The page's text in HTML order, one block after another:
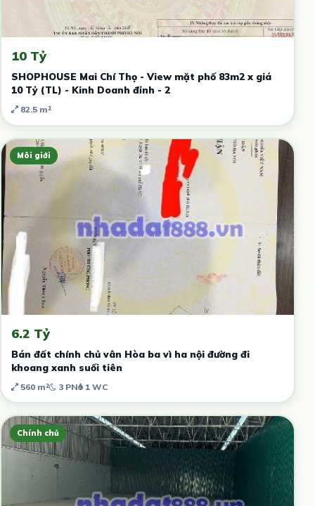
10 Tỷ
SHOPHOUSE Mai Chí Thọ - View mặt phố 83m2 x giá
10 Tỷ (TL) - Kinh Doanh đỉnh - 2
82.5 m²
Môi giới
6.2 Tỷ
Bán đất chính chủ vân Hòa ba vì ha nội đường đi
khoang xanh suối tiên
560 m² 3 PN 1 WC
Chính chủ